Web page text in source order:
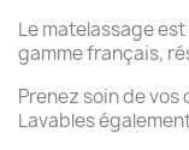
Le matelassage
gamme français,
Prenez soin de vos
Lavables